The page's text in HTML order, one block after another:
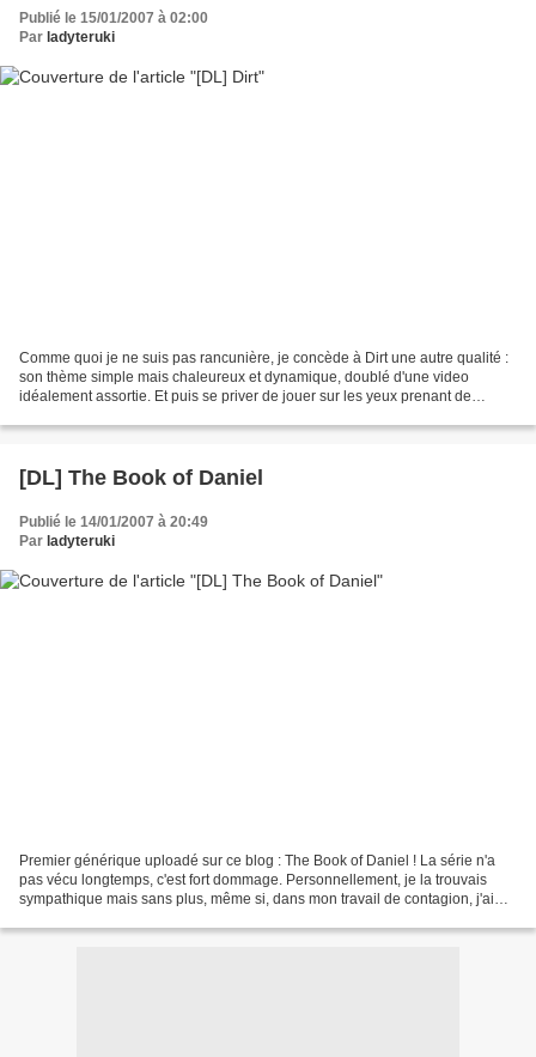
Publié le 15/01/2007 à 02:00
Par ladyteruki
Comme quoi je ne suis pas rancunière, je concède à Dirt une autre qualité :
son thème simple mais chaleureux et dynamique, doublé d'une video
idéalement assortie. Et puis se priver de jouer sur les yeux prenant de
[DL] The Book of Daniel
Publié le 14/01/2007 à 20:49
Par ladyteruki
Premier générique uploadé sur ce blog : The Book of Daniel ! La série n'a
pas vécu longtemps, c'est fort dommage. Personnellement, je la trouvais
sympathique mais sans plus, même si, dans mon travail de contagion, j'ai